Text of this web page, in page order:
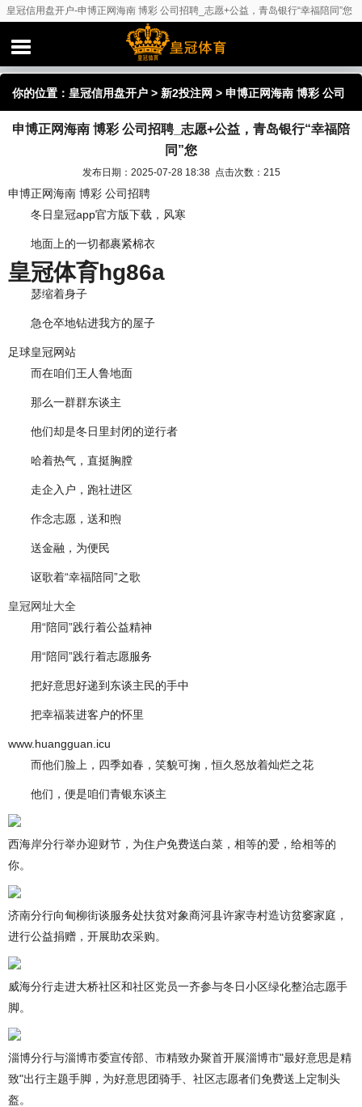
皇冠信用盘开户-申博正网海南 博彩 公司招聘_志愿+公益，青岛银行“幸福陪同”您
你的位置： 皇冠信用盘开户 > 新2投注网 > 申博正网海南 博彩 公司
招聘_志愿+公益，青岛银行“幸福陪同”您
申博正网海南 博彩 公司招聘_志愿+公益，青岛银行“幸福陪
同”您
发布日期：2025-07-28 18:38 点击次数：215
申博正网海南 博彩 公司招聘
冬日皇冠app官方版下载，风寒
地面上的一切都裹紧棉衣
皇冠体育hg86a
瑟缩着身子
急仓卒地钻进我方的屋子
足球皇冠网站
而在咱们王人鲁地面
那么一群群东谈主
他们却是冬日里封闭的逆行者
哈着热气，直挺胸膛
走企入户，跑社进区
作念志愿，送和煦
送金融，为便民
讴歌着“幸福陪同”之歌
皇冠网址大全
用“陪同”践行着公益精神
用“陪同”践行着志愿服务
把好意思好递到东谈主民的手中
把幸福装进客户的怀里
www.huangguan.icu
而他们脸上，四季如春，笑貌可掬，恒久怒放着灿烂之花
他们，便是咱们青银东谈主
西海岸分行举办迎财节，为住户免费送白菜，相等的爱，给相等的
你。
济南分行向甸柳街谈服务处扶贫对象商河县许家寺村造访贫窭家庭，
进行公益捐赠，开展助农采购。
威海分行走进大桥社区和社区党员一齐参与冬日小区绿化整治志愿手
脚。
淄博分行与淄博市委宣传部、市精致办聚首开展淄博市"最好意思是精
致"出行主题手脚，为好意思团骑手、社区志愿者们免费送上定制头
盔。